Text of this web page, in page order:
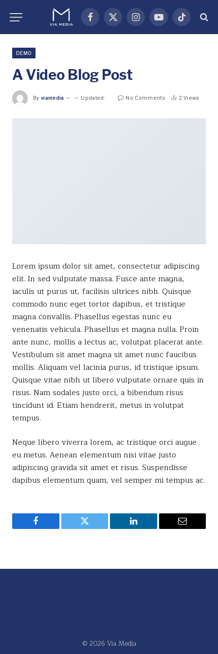
Facebook
X
(Twitter)
InstagramYouTubeTikTok
DEMO
A Video Blog Post
By viamedia Updated: No Comments 2 Views
Lorem ipsum dolor sit amet, consectetur adipiscing
elit. In sed vulputate massa. Fusce ante magna,
iaculis ut purus ut, facilisis ultrices nibh. Quisque
commodo nunc eget tortor dapibus, et tristique
magna convallis. Phasellus egestas nunc eu
venenatis vehicula. Phasellus et magna nulla. Proin
ante nunc, mollis a lectus ac, volutpat placerat ante.
Vestibulum sit amet magna sit amet nunc faucibus
mollis. Aliquam vel lacinia purus, id tristique ipsum.
Quisque vitae nibh ut libero vulputate ornare quis in
risus. Nam sodales justo orci, a bibendum risus
tincidunt id. Etiam hendrerit, metus in volutpat
tempus.
Neque libero viverra lorem, ac tristique orci augue
eu metus. Aenean elementum nisi vitae justo
adipiscing gravida sit amet et risus. Suspendisse
dapibus elementum quam, vel semper mi tempus ac.
Facebook Twitter LinkedIn Email
© 2026 Via Media